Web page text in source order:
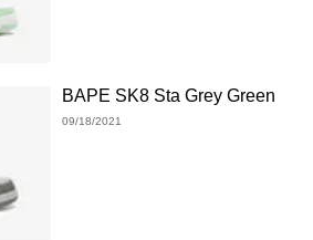
BAPE SK8 Sta Grey Green
09/18/2021